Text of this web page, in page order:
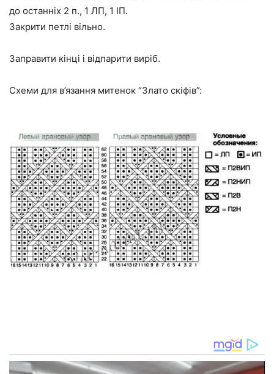
до останніх 2 п., 1 ЛП, 1 ІП.
Закрити петлі вільно.
Заправити кінці і відпарити виріб.
Схеми для в’язання митенок “Злато скіфів”: